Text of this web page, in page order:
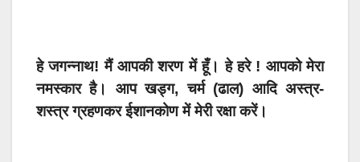
हे जगन्नाथ! मैं आपकी शरण में हूँ। हे हरे ! आपको मेरा
नमस्कार है। आप खड्ग, चर्म (ढाल) आदि अस्त्र-
शस्त्र ग्रहणकर ईशानकोण में मेरी रक्षा करें।